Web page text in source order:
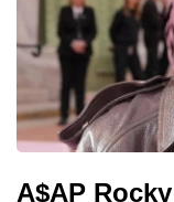
A$AP